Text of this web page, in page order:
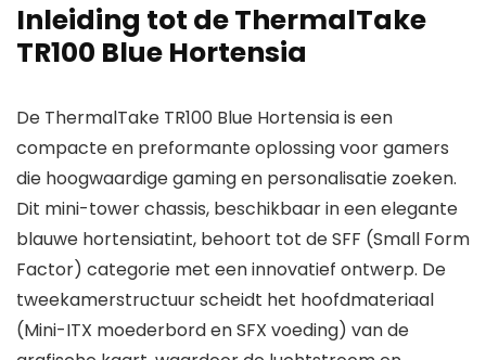
Inleiding tot de ThermalTake
TR100 Blue Hortensia
De ThermalTake TR100 Blue Hortensia is een
compacte en preformante oplossing voor gamers
die hoogwaardige gaming en personalisatie zoeken.
Dit mini-tower chassis, beschikbaar in een elegante
blauwe hortensiatint, behoort tot de SFF (Small Form
Factor) categorie met een innovatief ontwerp. De
tweekamerstructuur scheidt het hoofdmateriaal
(Mini-ITX moederbord en SFX voeding) van de